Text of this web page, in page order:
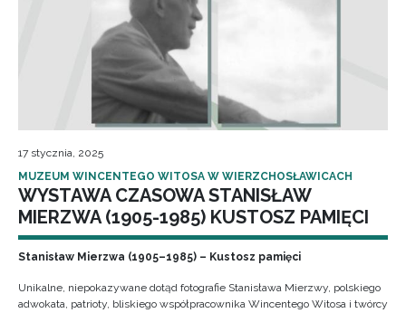
17 stycznia, 2025
MUZEUM WINCENTEGO WITOSA W WIERZCHOSŁAWICACH
WYSTAWA CZASOWA STANISŁAW
MIERZWA (1905-1985) KUSTOSZ PAMIĘCI
Stanisław Mierzwa (1905–1985) – Kustosz pamięci
Unikalne, niepokazywane dotąd fotografie Stanisława Mierzwy, polskiego
adwokata, patrioty, bliskiego współpracownika Wincentego Witosa i twórcy